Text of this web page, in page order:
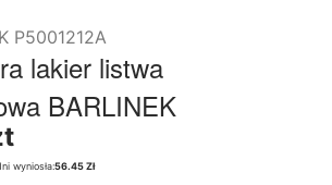
P5001212A
lakier listwa
BARLINEK
wyniosła:56.45 Zł